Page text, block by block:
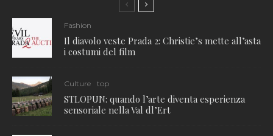
Fashion
Il diavolo veste Prada 2: Christie’s mette all’asta
i costumi del film
Culture top
STLOPUN: quando l’arte diventa esperienza
sensoriale nella Val dl’Ert